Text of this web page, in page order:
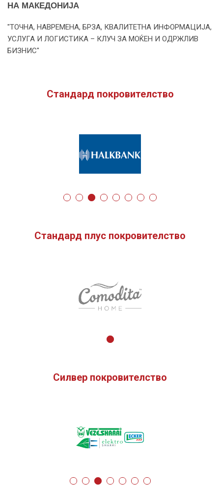
НА МАКЕДОНИЈА
"ТОЧНА, НАВРЕМЕНА, БРЗА, КВАЛИТЕТНА ИНФОРМАЦИЈА,
УСЛУГА И ЛОГИСТИКА – КЛУЧ ЗА МОЌЕН И ОДРЖЛИВ
БИЗНИС"
Стандард покровителство
Стандард плус покровителство
Силвер покровителство